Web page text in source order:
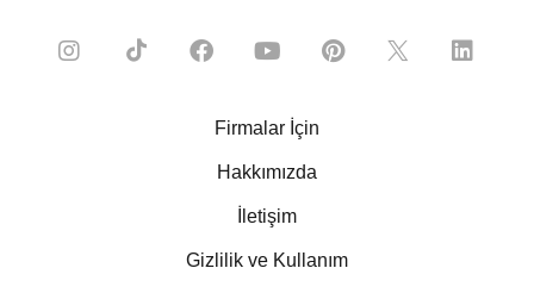
Firmalar İçin
Hakkımızda
İletişim
Gizlilik ve Kullanım